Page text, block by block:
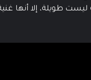
طويلة، إلا أنها